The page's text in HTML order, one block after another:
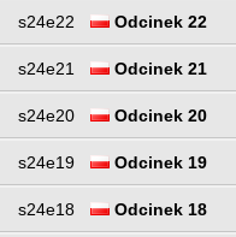
s24e22 Odcinek 22
s24e21 Odcinek 21
s24e20 Odcinek 20
s24e19 Odcinek 19
s24e18 Odcinek 18